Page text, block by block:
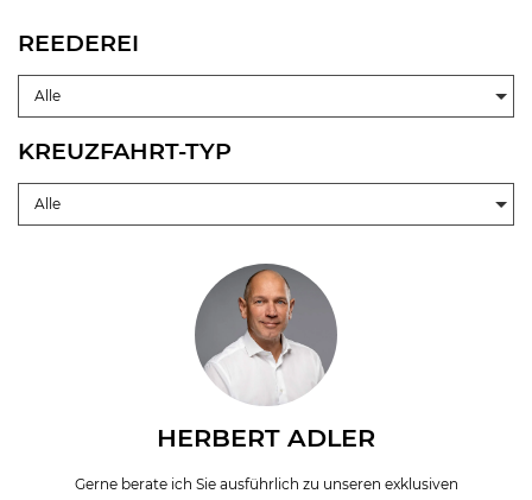
Wohlfühlerlebnis auf dem Meer ermöglichen. Außerdem werden
Großsegler wie dieSea Cloudnostalgische Sehnsüchte wecken. Und
See unterwegs sein oder gar eine Expedition, zum Beispiel in die
Antarktis, unternehmen möchten: Exklusive Kreuzfahrten lassen
REEDEREI
Alle
KREUZFAHRT-TYP
Alle
HERBERT ADLER
Gerne berate ich Sie ausführlich zu unseren exklusiven